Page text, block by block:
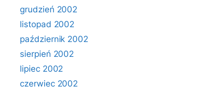
grudzień 2002
listopad 2002
październik 2002
sierpień 2002
lipiec 2002
czerwiec 2002